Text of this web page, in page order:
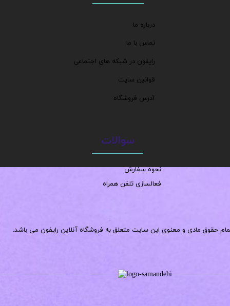
سوالات
نحوه سفارش
فعالسازی تلفن همراه
حقوق مادی و معنوی این سایت متعلق به فروشگاه آنلاین رایفون می باشد.
درباره ما
تماس با ما
رایفون در شبکه های اجتماعی
قوانین سایت
آدرس فروشگاه